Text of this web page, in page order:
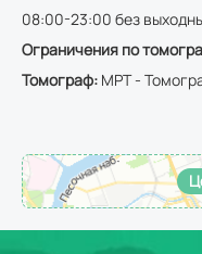
08:00-23:00 без
Ограничения по
Томограф: МРТ -